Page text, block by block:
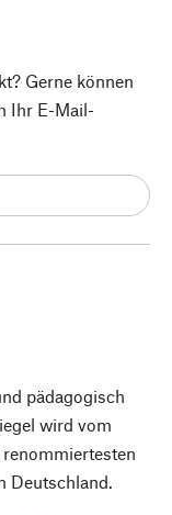
pädagogisch
wird vom
Deutschland.
Gerne können
Ihr E-Mail-